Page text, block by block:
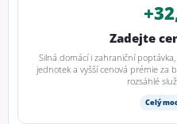
Zadejte
Silná domácí i zahraniční
jednotek a vyšší cenová prémie za
rozsáhlé
Celý